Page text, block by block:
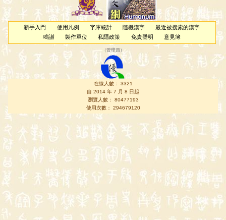
新手入門 使用凡例 字庫統計 隨機漢字
最近被搜索的漢字
鳴謝
製作單位 私隱政策 免責聲明 意見簿
（管理員 ）
在線人數： 3321
自 2014 年 7 月 8 日起
瀏覽人數： 80477193
使用次數： 294679120